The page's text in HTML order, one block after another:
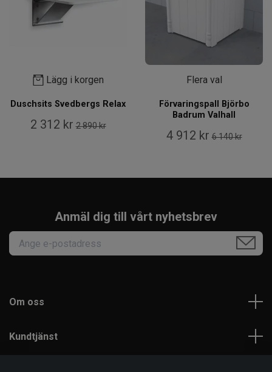
Lägg i korgen
Duschsits Svedbergs Relax
2 312 kr 2 890 kr
Flera val
Förvaringspall Björbo
Badrum Valhall
4 912 kr 6 140 kr
Anmäl dig till vårt nyhetsbrev
Om oss
Kundtjänst